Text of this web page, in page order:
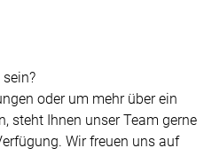
oder um mehr über ein
steht Ihnen unser Team gerne
Wir freuen uns auf